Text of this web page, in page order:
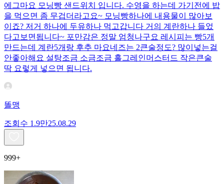
에그마요 모닝빵 샌드위치 입니다. 수영을 하는데 가기전에 밥
을 먹으면 좀 무겁더라고요~ 모닝빵하나에 내용물이 많아보
이죠? 저거 하나에 두유하나 먹고갑니다 거의 계란하나 들었
다고보면됩니다~ 포만감은 정말 엄청나구요 레시피는 빵5개
만드는데 계란5개랑 후추 마요네즈는 2큰술정도? 많이넣는걸
안좋아해요 설탕조금 소금조금 홀그레인머스터드 작은큰술
딱 요렇게 넣으면 됩니다.
똘맹
조회수 1.9만25.08.29
999+